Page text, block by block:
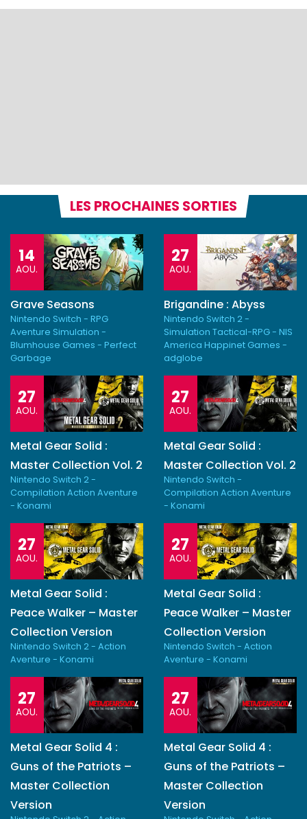
LES PROCHAINES SORTIES
14
AOU.
Grave Seasons
Nintendo Switch - RPG
Aventure Simulation -
Blumhouse Games - Perfect
Garbage
27
AOU.
Brigandine : Abyss
Nintendo Switch 2 -
Simulation Tactical-RPG - NIS
America Happinet Games -
adglobe
27
AOU.
Metal Gear Solid :
Master Collection Vol. 2
Nintendo Switch 2 -
Compilation Action Aventure
- Konami
27
AOU.
Metal Gear Solid :
Master Collection Vol. 2
Nintendo Switch -
Compilation Action Aventure
- Konami
27
AOU.
Metal Gear Solid :
Peace Walker – Master
Collection Version
Nintendo Switch 2 - Action
Aventure - Konami
27
AOU.
Metal Gear Solid :
Peace Walker – Master
Collection Version
Nintendo Switch - Action
Aventure - Konami
27
AOU.
Metal Gear Solid 4 :
Guns of the Patriots –
Master Collection
Version
27
AOU.
Metal Gear Solid 4 :
Guns of the Patriots –
Master Collection
Version